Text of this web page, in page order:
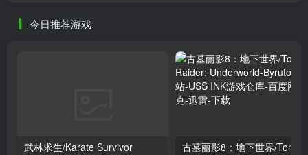
今日推荐游戏
武林求生/Karate Survivor